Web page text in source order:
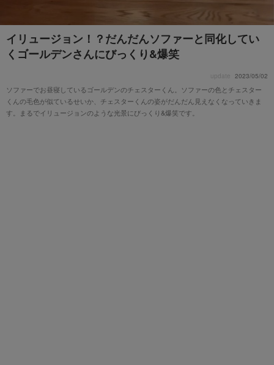
イリュージョン！？だんだんソファーと同化してい
くゴールデンさんにびっくり&爆笑
update 2023/05/02
ソファーでお昼寝しているゴールデンのチェスターくん。ソファーの色とチェスター
くんの毛色が似ているせいか、チェスターくんの姿がだんだん見えなくなっていきま
す。まるでイリュージョンのような光景にびっくり&爆笑です。